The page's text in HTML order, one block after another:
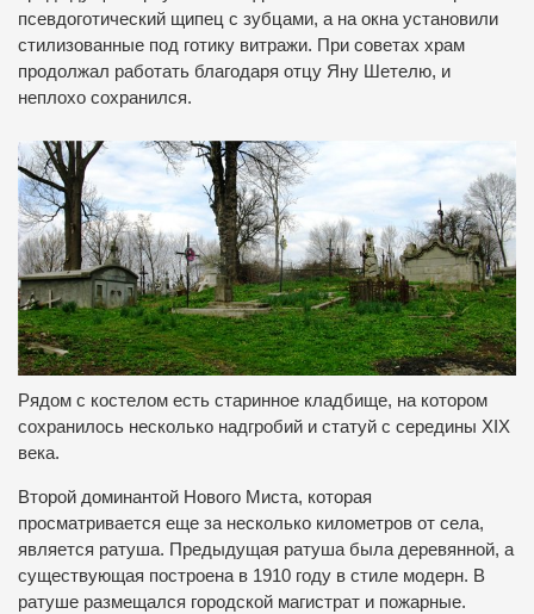
псевдоготический щипец с зубцами, а на окна установили
стилизованные под готику витражи. При советах храм
продолжал работать благодаря отцу Яну Шетелю, и
неплохо сохранился.
Рядом с костелом есть старинное кладбище, на котором
сохранилось несколько надгробий и статуй с середины XIX
века.
Второй доминантой Нового Миста, которая
просматривается еще за несколько километров от села,
является ратуша. Предыдущая ратуша была деревянной, а
существующая построена в 1910 году в стиле модерн. В
ратуше размещался городской магистрат и пожарные.